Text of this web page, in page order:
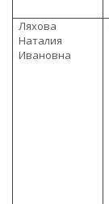
Ляхова
Наталия
Ивановна